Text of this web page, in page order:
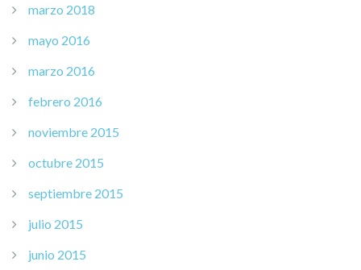
marzo 2018
mayo 2016
marzo 2016
febrero 2016
noviembre 2015
octubre 2015
septiembre 2015
julio 2015
junio 2015